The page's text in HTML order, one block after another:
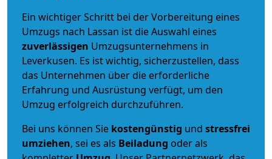
Ein wichtiger Schritt bei der Vorbereitung eines
Umzugs nach Lassan ist die Auswahl eines
zuverlässigen Umzugsunternehmens in
Leverkusen. Es ist wichtig, sicherzustellen, dass
das Unternehmen über die erforderliche
Erfahrung und Ausrüstung verfügt, um den
Umzug erfolgreich durchzuführen.
Bei uns können Sie kostengünstig und stressfrei
umziehen, sei es als Beiladung oder als